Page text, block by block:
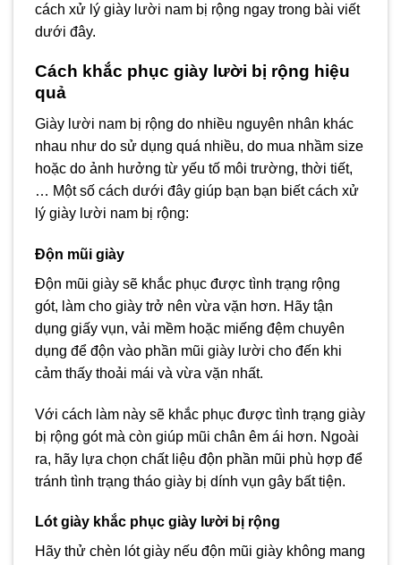
cách xử lý giày lười nam bị rộng ngay trong bài viết
dưới đây.
Cách khắc phục giày lười bị rộng hiệu
quả
Giày lười nam bị rộng do nhiều nguyên nhân khác
nhau như do sử dụng quá nhiều, do mua nhầm size
hoặc do ảnh hưởng từ yếu tố môi trường, thời tiết,
… Một số cách dưới đây giúp bạn bạn biết cách xử
lý giày lười nam bị rộng:
Độn mũi giày
Độn mũi giày sẽ khắc phục được tình trạng rộng
gót, làm cho giày trở nên vừa vặn hơn. Hãy tận
dụng giấy vụn, vải mềm hoặc miếng đệm chuyên
dụng để độn vào phần mũi giày lười cho đến khi
cảm thấy thoải mái và vừa vặn nhất.
Với cách làm này sẽ khắc phục được tình trạng giày
bị rộng gót mà còn giúp mũi chân êm ái hơn. Ngoài
ra, hãy lựa chọn chất liệu độn phần mũi phù hợp để
tránh tình trạng tháo giày bị dính vụn gây bất tiện.
Lót giày khắc phục giày lười bị rộng
Hãy thử chèn lót giày nếu độn mũi giày không mang